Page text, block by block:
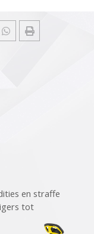
en straffe
tot